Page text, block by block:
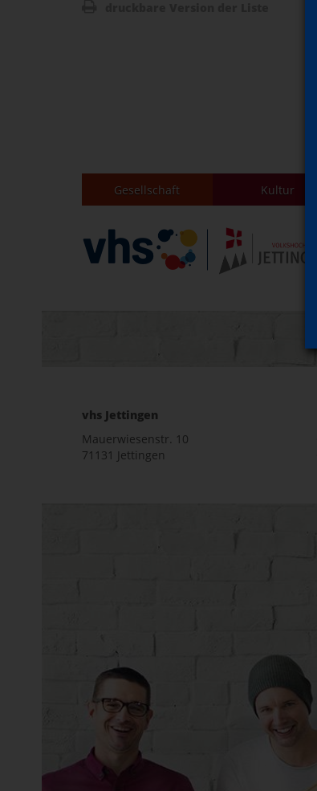
Gesellschaft Kultur
vhs Jettingen
Mauerwiesenstr. 10
71131 Jettingen